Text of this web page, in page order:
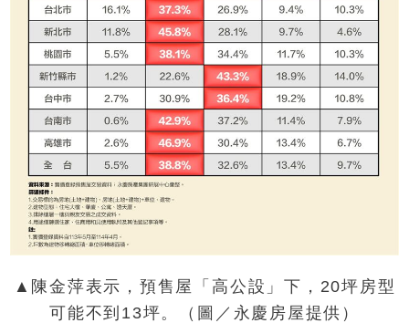
▲陳金萍表示，預售屋「高公設」下，20坪房型
可能不到13坪。（圖／永慶房屋提供）